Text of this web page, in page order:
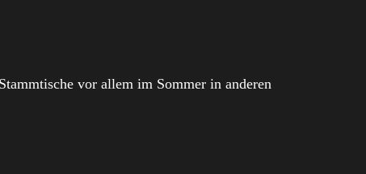
vor allem im Sommer in anderen